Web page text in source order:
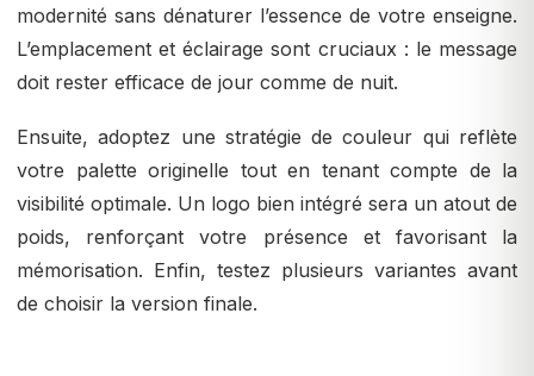
modernité sans dénaturer l’essence de votre enseigne.
L’emplacement et éclairage sont cruciaux : le message
doit rester efficace de jour comme de nuit.
Ensuite, adoptez une stratégie de couleur qui reflète
votre palette originelle tout en tenant compte de la
visibilité optimale. Un logo bien intégré sera un atout de
poids, renforçant votre présence et favorisant la
mémorisation. Enfin, testez plusieurs variantes avant
de choisir la version finale.